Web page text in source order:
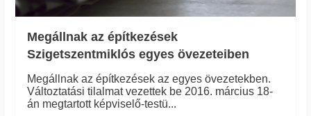
Megállnak az építkezések
Szigetszentmiklós egyes övezeteiben
Megállnak az építkezések az egyes övezetekben.
Változtatási tilalmat vezettek be 2016. március 18-
án megtartott képviselő-testü...